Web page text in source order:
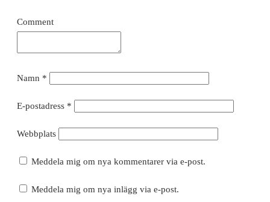
Comment
Namn *
E-postadress *
Webbplats
Meddela mig om nya kommentarer via e-post.
Meddela mig om nya inlägg via e-post.